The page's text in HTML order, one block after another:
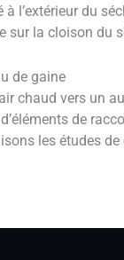
à l’extérieur du
sur la cloison du
de gaine
chaud vers un
de
les études